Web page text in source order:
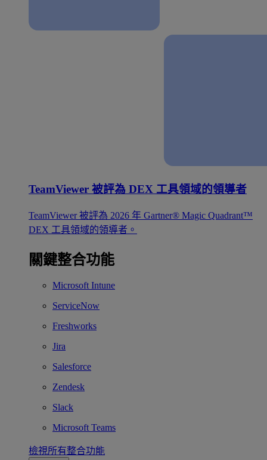
TeamViewer 被評為 DEX 工具領域的領導者
TeamViewer 被評為 2026 年 Gartner® Magic Quadrant™
DEX 工具領域的領導者。
關鍵整合功能
Microsoft Intune
ServiceNow
Freshworks
Jira
Salesforce
Zendesk
Slack
Microsoft Teams
檢視所有整合功能